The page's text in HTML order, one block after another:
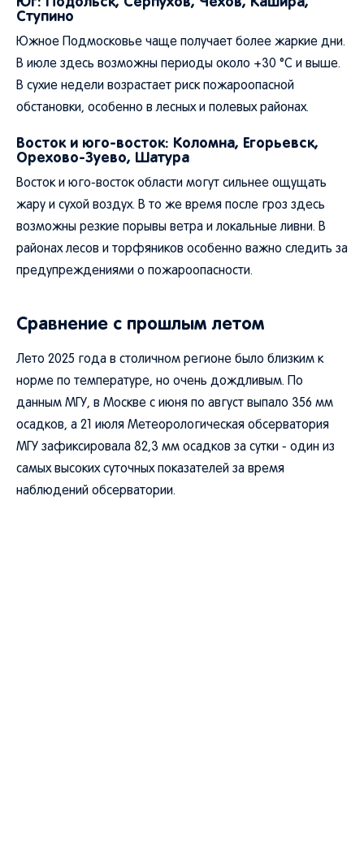
Ступино
Южное Подмосковье чаще получает более жаркие дни.
В июле здесь возможны периоды около +30 °C и выше.
В сухие недели возрастает риск пожароопасной
обстановки, особенно в лесных и полевых районах.
Восток и юго-восток: Коломна, Егорьевск,
Орехово-Зуево, Шатура
Восток и юго-восток области могут сильнее ощущать
жару и сухой воздух. В то же время после гроз здесь
возможны резкие порывы ветра и локальные ливни. В
районах лесов и торфяников особенно важно следить за
предупреждениями о пожароопасности.
Сравнение с прошлым летом
Лето 2025 года в столичном регионе было близким к
норме по температуре, но очень дождливым. По
данным МГУ, в Москве с июня по август выпало 356 мм
осадков, а 21 июля Метеорологическая обсерватория
МГУ зафиксировала 82,3 мм осадков за сутки - один из
самых высоких суточных показателей за время
наблюдений обсерватории.